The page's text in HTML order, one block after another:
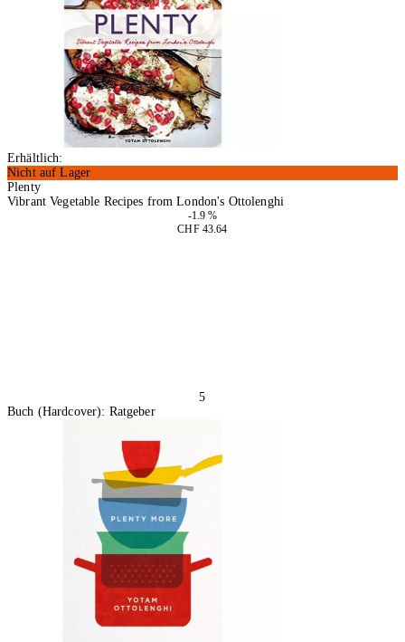
Erhältlich:
Nicht auf Lager
Plenty
Vibrant Vegetable Recipes from London's Ottolenghi
-1.9 %
CHF 43.64
5
Buch (Hardcover): Ratgeber